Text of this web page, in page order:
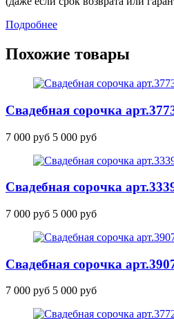
Подробнее
Похожие товары
Свадебная сорочка
7 000 руб 5 000 руб
Свадебная сорочка
7 000 руб 5 000 руб
Свадебная сорочка
7 000 руб 5 000 руб